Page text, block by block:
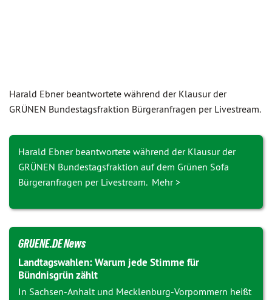
Harald Ebner beantwortete während der Klausur der
GRÜNEN Bundes­tags­fraktion Bürgeranfragen per Livestream.
Harald Ebner beantwortete während der Klausur der
GRÜNEN Bundestagsfraktion auf dem Grünen Sofa
Bürgeranfragen per Livestream. Mehr >
GRUENE.DE News
Landtagswahlen: Warum jede Stimme für
Bündnisgrün zählt
In Sachsen-Anhalt und Mecklenburg-Vorpommern heißt